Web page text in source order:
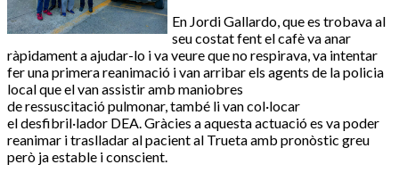
En Jordi Gallardo, que es trobava al
seu costat fent el cafè va anar
ràpidament a ajudar-lo i va veure que no respirava, va intentar
fer una primera reanimació i van arribar els agents de la policia
local que el van assistir amb maniobres
de ressuscitació pulmonar, també li van col·locar
el desfibril·lador DEA. Gràcies a aquesta actuació es va poder
reanimar i traslladar al pacient al Trueta amb pronòstic greu
però ja estable i conscient.